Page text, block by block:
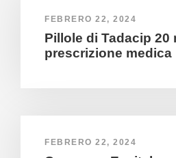
FEBRERO 22, 2024
Pillole di Tadacip 20
prescrizione medica
FEBRERO 22, 2024